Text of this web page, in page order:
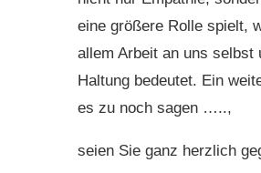
eine größere Rolle spielt,
allem Arbeit an uns selbst
Haltung bedeutet. Ein
es zu noch sagen …..,
seien Sie ganz herzlich